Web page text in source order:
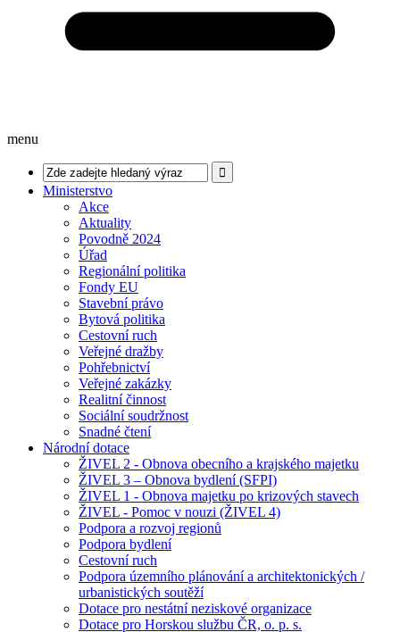
menu
Ministerstvo
Akce
Aktuality
Povodně 2024
Úřad
Regionální politika
Fondy EU
Stavební právo
Bytová politika
Cestovní ruch
Veřejné dražby
Pohřebnictví
Veřejné zakázky
Realitní činnost
Sociální soudržnost
Snadné čtení
Národní dotace
ŽIVEL 2 - Obnova obecního a krajského majetku
ŽIVEL 3 – Obnova bydlení (SFPI)
ŽIVEL 1 - Obnova majetku po krizových stavech
ŽIVEL - Pomoc v nouzi (ŽIVEL 4)
Podpora a rozvoj regionů
Podpora bydlení
Cestovní ruch
Podpora územního plánování a architektonických /
urbanistických soutěží
Dotace pro nestátní neziskové organizace
Dotace pro Horskou službu ČR, o. p. s.